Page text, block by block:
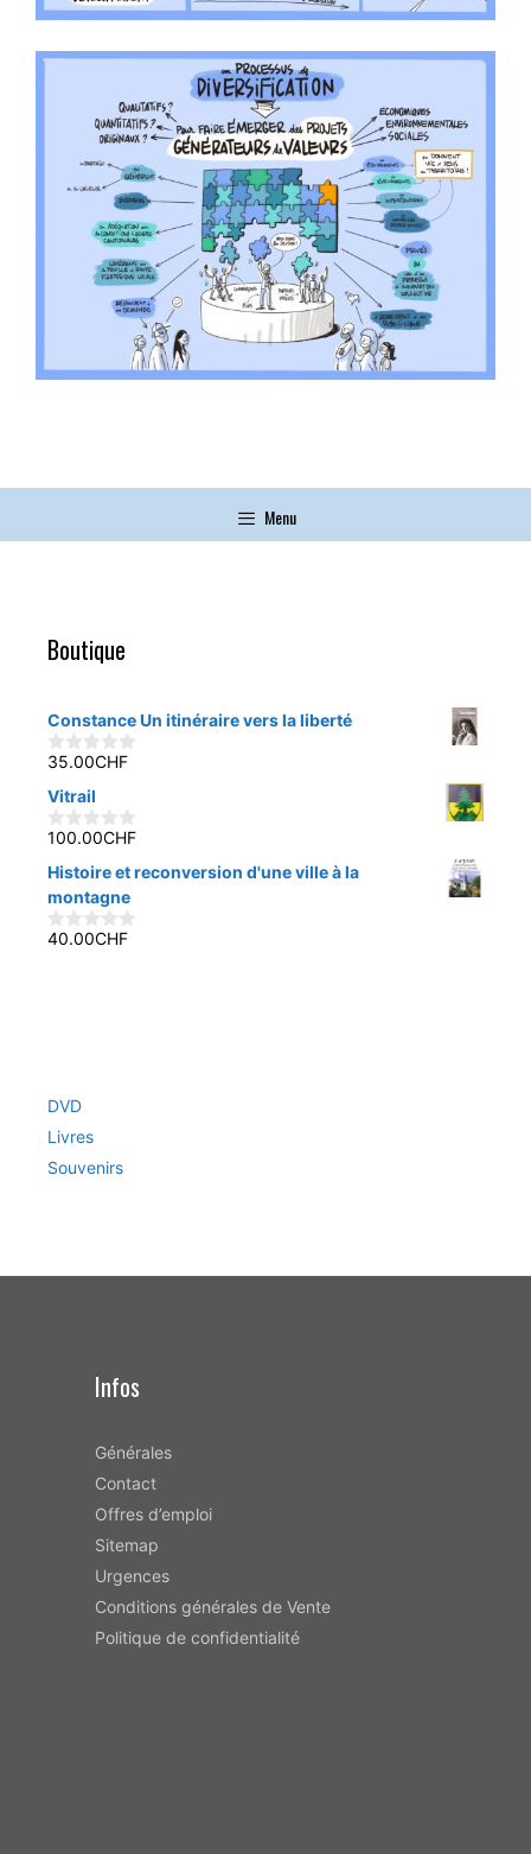
Menu
Boutique
Constance Un itinéraire vers la liberté
0
u
r
5
35.00CHF
Vitrail
0
u
r
5
100.00CHF
Histoire et reconversion d'une ville à la
montagne
0
40.00CHF
DVD
Livres
Souvenirs
Infos
Générales
Contact
Offres d’emploi
Sitemap
Urgences
Conditions générales de Vente
Politique de confidentialité